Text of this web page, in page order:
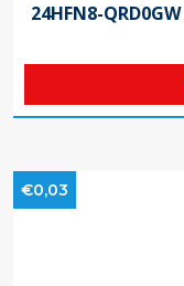
24HFN8-QRD0GW
€0,03